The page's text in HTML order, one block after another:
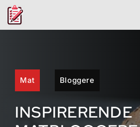
Hopp
Mat Bloggere
INSPIRERENDE